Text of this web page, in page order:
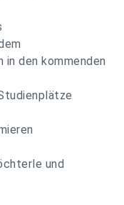
den kommenden
und